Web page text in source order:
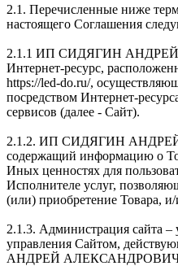
2.1. Перечисленные ниже
настоящего Соглашения
2.1.1 ИП СИДЯГИН
Интернет-ресурс,
https://led-do.ru/,
посредством Интернет-
сервисов (далее - Сайт).
2.1.2. ИП СИДЯГИН
содержащий информацию о
Иных ценностях для
Исполнителе услуг,
(или) приобретение Товара,
2.1.3. Администрация сайта
управления Сайтом,
АНДРЕЙ